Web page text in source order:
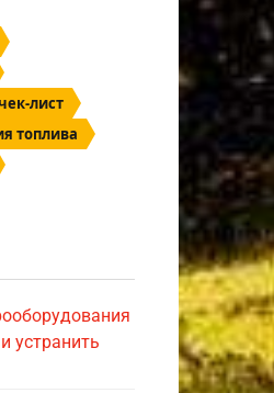
лист
топлива
устранить